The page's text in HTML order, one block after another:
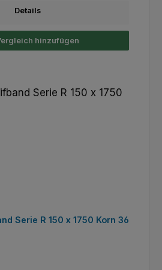
Details
hinzufügen
Serie R 150 x 1750 Korn 36